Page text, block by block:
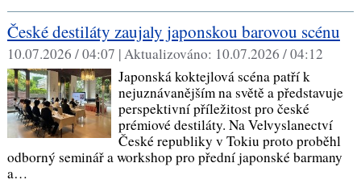
České destiláty zaujaly japonskou barovou scénu
10.07.2026 / 04:07 |Aktualizováno: 10.07.2026 / 04:12
Japonská koktejlová scéna patří k
nejuznávanějším na světě a představuje
perspektivní příležitost pro české
prémiové destiláty. Na Velvyslanectví
České republiky v Tokiu proto proběhl
odborný seminář a workshop pro přední japonské barmany
a…